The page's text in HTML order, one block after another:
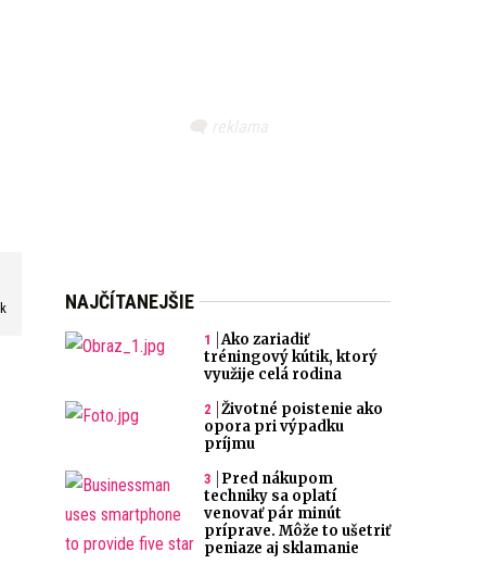
NAJČÍTANEJŠIE
Ako zariadiť
tréningový kútik, ktorý
využije celá rodina
Životné poistenie ako
opora pri výpadku
príjmu
Pred nákupom
techniky sa oplatí
venovať pár minút
príprave. Môže to ušetriť
peniaze aj sklamanie